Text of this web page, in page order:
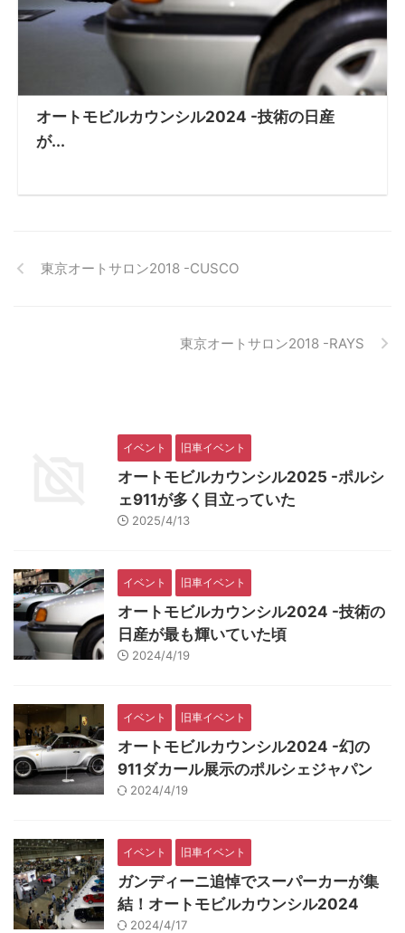
オートモビルカウンシル2024 -技術の日産
が...
東京オートサロン2018 -CUSCO
東京オートサロン2018 -RAYS
イベント 旧車イベント
オートモビルカウンシル2025 -ポルシ
ェ911が多く目立っていた
2025/4/13
イベント 旧車イベント
オートモビルカウンシル2024 -技術の
日産が最も輝いていた頃
2024/4/19
イベント 旧車イベント
オートモビルカウンシル2024 -幻の
911ダカール展示のポルシェジャパン
2024/4/19
イベント 旧車イベント
ガンディーニ追悼でスーパーカーが集
結！オートモビルカウンシル2024
2024/4/17